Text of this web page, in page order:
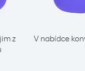
z
V nabídce